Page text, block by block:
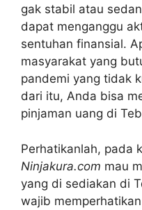
gak stabil atau
dapat menganggu
sentuhan finansial.
masyarakat yang
pandemi yang tidak
dari itu, Anda bisa
pinjaman uang di
Perhatikanlah, pada
Ninjakura.com mau
yang di sediakan di
wajib